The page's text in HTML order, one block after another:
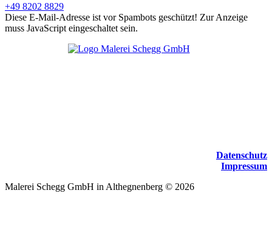
+49 8202 8829
Diese E-Mail-Adresse ist vor Spambots geschützt! Zur Anzeige
muss JavaScript eingeschaltet sein.
Datenschutz
Impressum
Malerei Schegg GmbH in Althegnenberg © 2026